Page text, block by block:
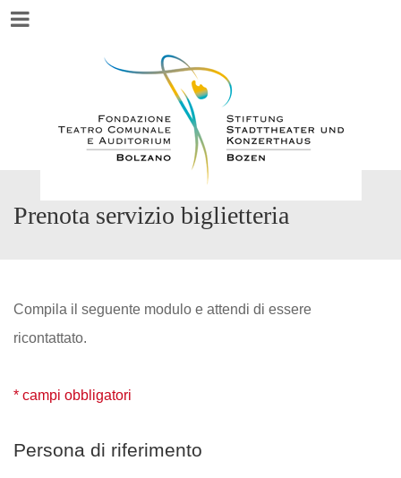
Menu
Prenota servizio biglietteria
Compila il seguente modulo e attendi di essere
ricontattato.
* campi obbligatori
Persona di riferimento